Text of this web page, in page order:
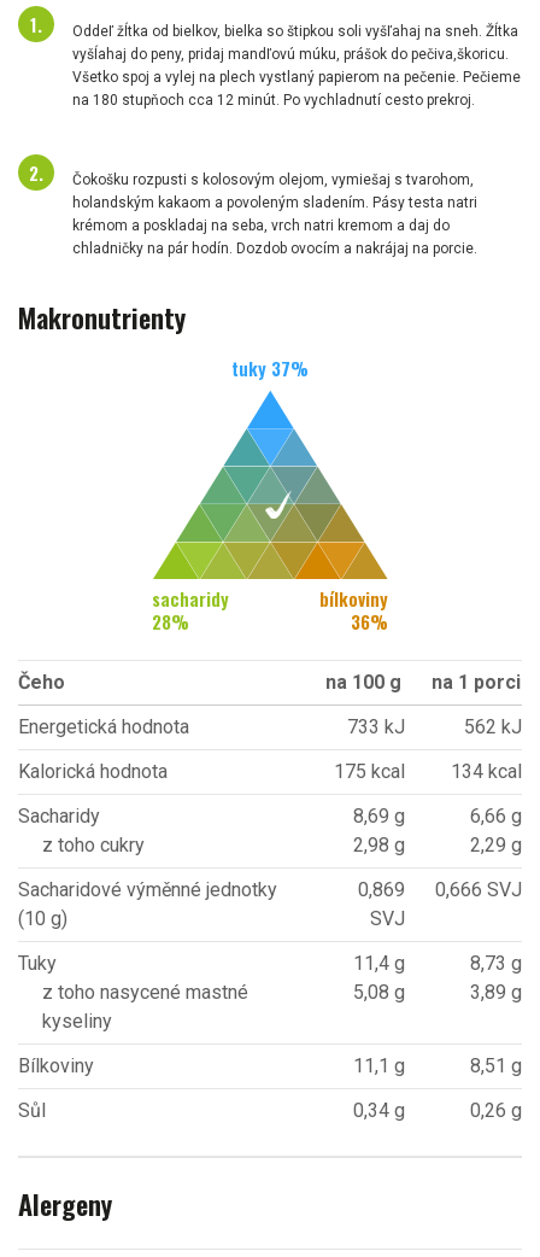
Oddeľ žĺtka od bielkov, bielka so štipkou soli vyšľahaj na sneh. Žĺtka
vyšĺahaj do peny, pridaj mandľovú múku, prášok do pečiva,škoricu.
Všetko spoj a vylej na plech vystlaný papierom na pečenie. Pečieme
na 180 stupňoch cca 12 minút. Po vychladnutí cesto prekroj.
Čokošku rozpusti s kolosovým olejom, vymiešaj s tvarohom,
holandským kakaom a povoleným sladením. Pásy testa natri
krémom a poskladaj na seba, vrch natri kremom a daj do
chladničky na pár hodín. Dozdob ovocím a nakrájaj na porcie.
Makronutrienty
tuky 37%
sacharidy
28%
bílkoviny
36%
Čeho na 100 g
na 1 porci
Energetická hodnota
733 kJ
562 kJ
Kalorická hodnota
175 kcal
134 kcal
Sacharidy
z toho cukry
8,69 g
2,98 g
6,66 g
2,29 g
Sacharidové výměnné jednotky
(10 g)
0,869
SVJ
0,666 SVJ
Tuky
z toho nasycené mastné
kyseliny
11,4 g
5,08 g
8,73 g
3,89 g
Bílkoviny 11,1 g
8,51 g
Sůl
0,34 g 0,26 g
Alergeny